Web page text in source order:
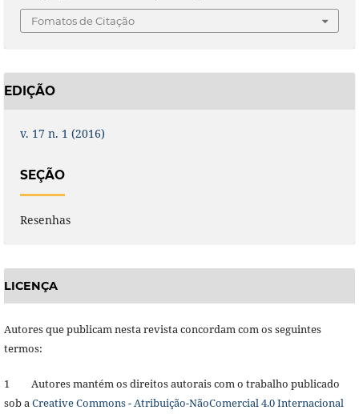
Fomatos de Citação
EDIÇÃO
v. 17 n. 1 (2016)
SEÇÃO
Resenhas
LICENÇA
Autores que publicam nesta revista concordam com os seguintes
termos:
1 Autores mantém os direitos autorais com o trabalho publicado
sob aCreative Commons - Atribuição-NãoComercial 4.0 Internacional